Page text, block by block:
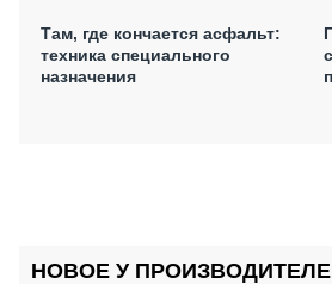
Там, где кончается асфальт:
техника специального
назначения
НОВОЕ У